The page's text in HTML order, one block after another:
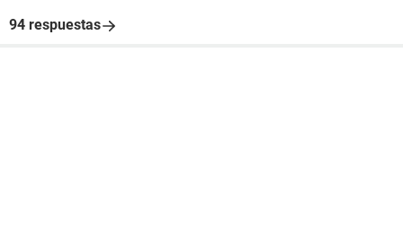
94 respuestas